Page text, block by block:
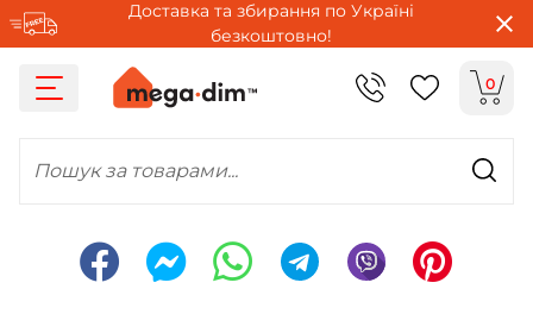
Доставка та збирання по Україні
безкоштовно!
0
Пошук за товарами...